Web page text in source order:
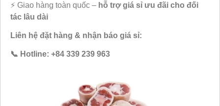
⚡ Giao hàng toàn quốc – hỗ trợ giá sỉ ưu đãi cho đối
tác lâu dài
Liên hệ đặt hàng & nhận báo giá sỉ:
📞 Hotline: +84 339 239 963